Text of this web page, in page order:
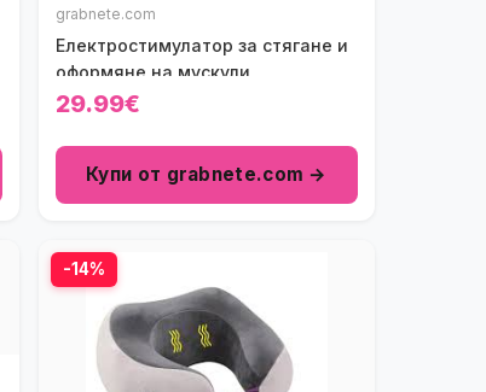
grabnete.com
Електростимулатор за стягане и
оформяне на мускули
29.99€
Купи от grabnete.com →
-14%